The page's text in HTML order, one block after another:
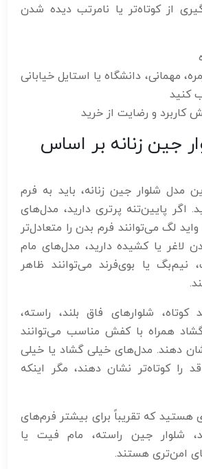
از کوتاه‌تر یا نامرتب دیده شدن
مهمانی، دانشگاه یا استایل خیابانی
کنید
کاربرد و رضایت از خرید
جین زنانه بر اساس
مدل شلوار جین زنانه، باید به فرم
اگر پایین‌تنه پرتری دارید، مدل‌های
لگ می‌توانند فرم بدن را متعادل‌تر
لاغر یا کشیده دارید، مدل‌های مام
نیم‌بگ یا بوی‌فرند می‌توانند ظاهر
کوتاه، شلوارهای فاق بلند، راسته،
همراه با کفش مناسب می‌توانند
دهند. مدل‌های خیلی گشاد یا خیلی
را کوتاه‌تر نشان دهند، مگر اینکه
هستید که تقریباً برای بیشتر فرم‌های
شلوار جین راسته، مام فیت یا
امن‌تری هستند.